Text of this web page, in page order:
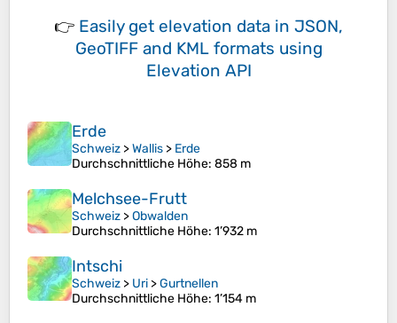
👉 Easily get elevation data in JSON,
GeoTIFF and KML formats using
Elevation API
Erde
Schweiz >Wallis > Erde
Durchschnittliche Höhe: 858 m
Melchsee-Frutt
Schweiz >Obwalden
Durchschnittliche Höhe: 1’932 m
Intschi
Schweiz > Uri >Gurtnellen
Durchschnittliche Höhe: 1’154 m